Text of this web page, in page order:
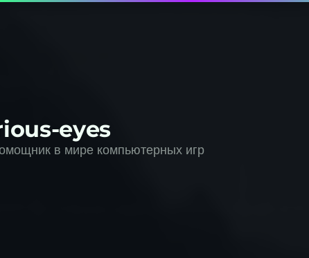
eyes
в мире компьютерных игр